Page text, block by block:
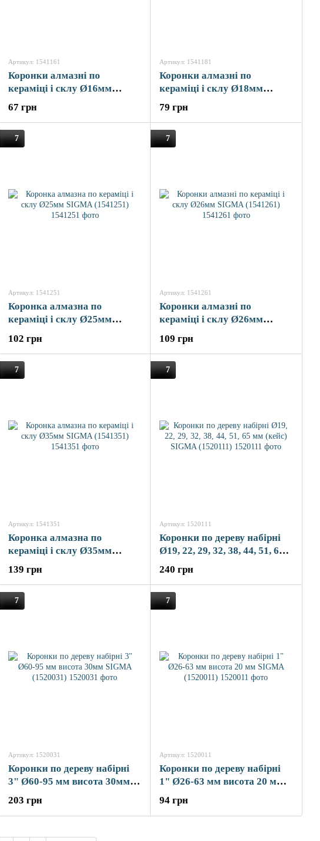
Артикул: 1541161
Коронки алмазні по
кераміці і склу Ø16мм
(КРАТНО 2шт) SIGMA
(1541161)
67 грн
Артикул: 1541181
Коронки алмазні по
кераміці і склу Ø18мм
(КРАТНО 2шт) SIGMA
(1541181)
79 грн
7
Артикул: 1541251
Коронка алмазна по
кераміці і склу Ø25мм
102 грн
7
Артикул: 1541261
Коронки алмазні по
кераміці і склу Ø26мм
109 грн
7
Артикул: 1541351
Коронка алмазна по
кераміці і склу Ø35мм
139 грн
7
Артикул: 1520111
Коронки по дереву набірні
Ø19, 22, 29, 32, 38, 44, 51, 65
240 грн
7
Артикул: 1520031
Коронки по дереву набірні
3" Ø60-95 мм висота 30мм
203 грн
7
Артикул: 1520011
Коронки по дереву набірні
1" Ø26-63 мм висота 20 мм
94 грн